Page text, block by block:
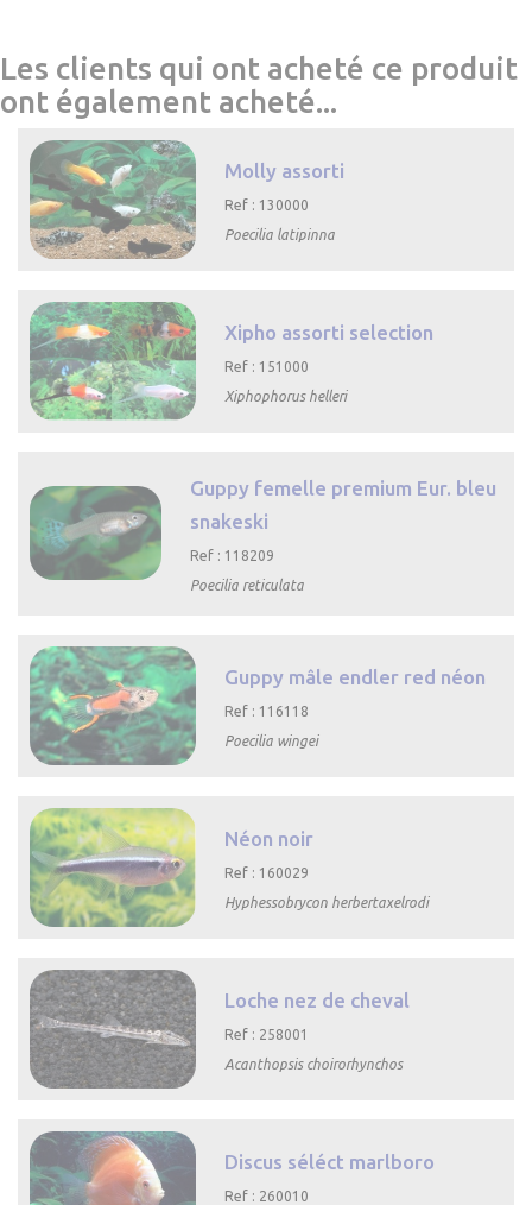
Les clients qui ont acheté ce produit
ont également acheté...
Molly assorti
Ref : 130000
Poecilia latipinna
Xipho assorti selection
Ref : 151000
Xiphophorus helleri
Guppy femelle premium Eur. bleu
snakeski
Ref : 118209
Poecilia reticulata
Guppy mâle endler red néon
Ref : 116118
Poecilia wingei
Néon noir
Ref : 160029
Hyphessobrycon herbertaxelrodi
Loche nez de cheval
Ref : 258001
Acanthopsis choirorhynchos
Discus séléct marlboro
Ref : 260010